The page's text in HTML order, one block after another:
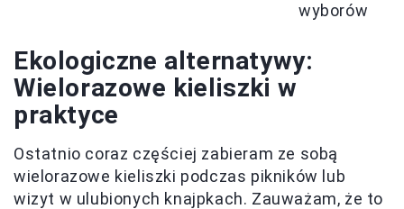
wyborów
Ekologiczne alternatywy:
Wielorazowe kieliszki w
praktyce
Ostatnio coraz częściej zabieram ze sobą
wielorazowe kieliszki podczas pikników lub
wizyt w ulubionych knajpkach. Zauważam, że to